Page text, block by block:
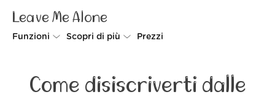
Leave Me Alone
Funzioni Scopri di più Prezzi
Come disiscriverti dalle